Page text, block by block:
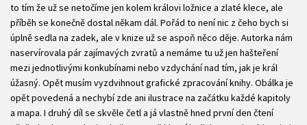
to tím že už se netočíme jen kolem královi ložnice a zlaté klece, ale
příběh se konečně dostal někam dál. Pořád to není nic z čeho bych si
úplně sedla na zadek, ale v knize už se aspoň něco děje. Autorka nám
naservírovala pár zajímavých zvratů a nemáme tu už jen hašteření
mezi jednotlivými konkubínami nebo vzdychání nad tím, jak je král
úžasný. Opět musím vyzdvihnout grafické zpracování knihy. Obálka je
opět povedená a nechybí zde ani ilustrace na začátku každé kapitoly
a mapa. I druhý díl se skvěle četl a já vlastně hned první den čtení